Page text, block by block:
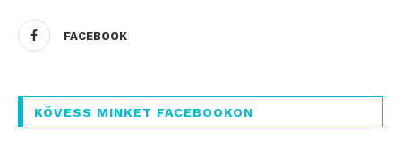
FACEBOOK
KÖVESS MINKET FACEBOOKON